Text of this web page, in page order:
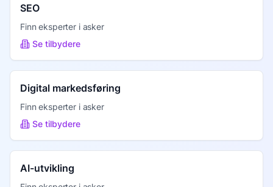
SEO
Finn eksperter i asker
Se tilbydere
Digital markedsføring
Finn eksperter i asker
Se tilbydere
AI-utvikling